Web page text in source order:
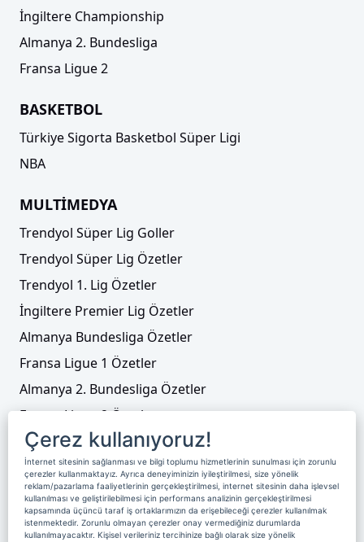
İngiltere Championship
Almanya 2. Bundesliga
Fransa Ligue 2
BASKETBOL
Türkiye Sigorta Basketbol Süper Ligi
NBA
MULTİMEDYA
Trendyol Süper Lig Goller
Trendyol Süper Lig Özetler
Trendyol 1. Lig Özetler
İngiltere Premier Lig Özetler
Almanya Bundesliga Özetler
Fransa Ligue 1 Özetler
Almanya 2. Bundesliga Özetler
Fransa Ligue 2 Özetler
Tenis
Video Liste
Foto Galeriler
Çerez kullanıyoruz!
İnternet sitesinin sağlanması ve bilgi toplumu hizmetlerinin sunulması için zorunlu
çerezler kullanmaktayız. Ayrıca deneyiminizin iyileştirilmesi, size yönelik
reklam/pazarlama faaliyetlerinin gerçekleştirilmesi, internet sitesinin daha işlevsel
kullanılması ve geliştirilebilmesi için performans analizinin gerçekleştirilmesi
kapsamında üçüncü taraf iş ortaklarımızın da erişebileceği çerezler kullanılmak
istenmektedir. Zorunlu olmayan çerezler onay vermediğiniz durumlarda
kullanılmayacaktır. Kişisel verileriniz tercihinize bağlı olarak size yönelik